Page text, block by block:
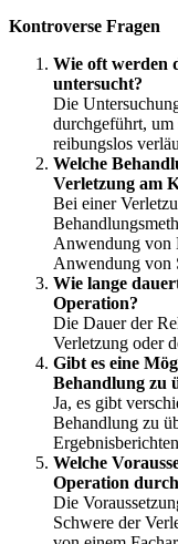
Kontroverse Fragen
Wie oft werden
untersucht?
Die
durchgeführt, um
reibungslos
Welche
Verletzung am
Bei einer
Anwendung von
Anwendung von
Wie lange
Operation?
Die Dauer der
Verletzung oder
Gibt es eine
Behandlung zu
Ja, es gibt
Behandlung zu
Welche
Operation
Die
Schwere der